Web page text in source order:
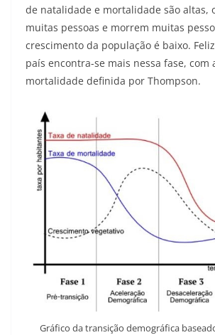
de natalidade e mortalidade são altas,
muitas pessoas e morrem muitas
crescimento da população é baixo.
país encontra-se mais nessa fase, com
mortalidade definida por Thompson.
Gráfico da transição demográfica